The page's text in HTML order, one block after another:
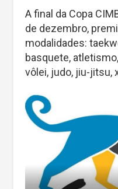
A final da Copa
de dezembro,
modalidades:
basquete,
vôlei, judo, jiu-jitsu,